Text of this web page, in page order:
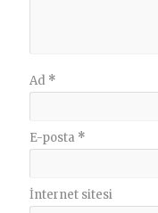
Ad *
E-posta *
İnternet sitesi